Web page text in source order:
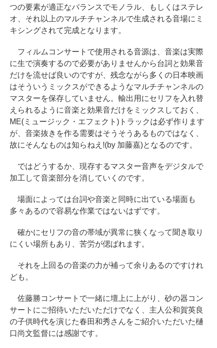
つの要素が適正なバランスでモノラル、もしくはステレ
オ、それ以上のマルチチャンネルで生成される音場にミ
キシングされて完成となります。
フィルムコンサートで使用される音源は、音楽は実際
に生で演奏するので必要がありませんから台詞と効果音
だけを流せば良いのですが、残念ながら多くの日本映画
はそういうミックスができるようなマルチチャンネルの
マスターを保存していません。輸出用にセリフを入れ替
えられるように音楽と効果音だけをミックスしておく、
ME(ミュージック・エフェクト)トラックは必ず作ります
が、音楽抜きを作る需要はそうそうあるものではなく、
故にそんなものは知らねえ!(by 加藤嘉)となるのです。
ではどうするか、現存するマスター音声をデジタルで
加工して音楽部分を消していくのです。
場面によっては台詞や音楽と同時に出ている場面も
多々あるので容易な作業ではないはずです。
確かにセリフの音の帯域が異常に狭くなって聞き取り
にくい場所もあり、苦労が偲ばれます。
それを上回るの音楽の力が補って余りあるのですけれ
ども。
佐藤勝コンサートで一緒に壇上に上がり、砂の器コン
サートにご招待いただいただけでなく、主人公和賀英良
の子供時代を演じた春田和秀さんをご紹介いただいた樋
口尚文監督には感謝です。